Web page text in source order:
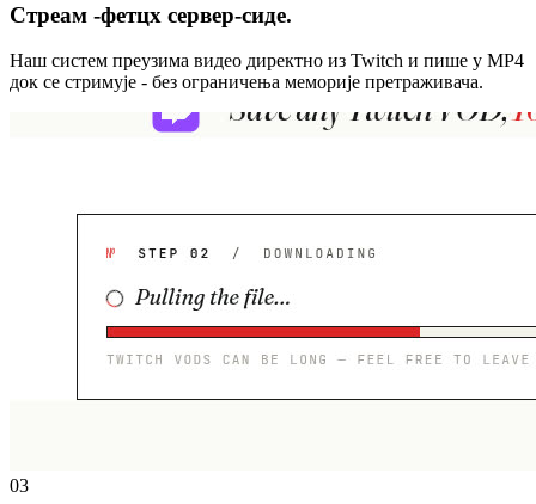
Стреам -фетцх сервер-сиде.
Наш систем преузима видео директно из Twitch и пише у MP4
док се стримује - без ограничења меморије претраживача.
03